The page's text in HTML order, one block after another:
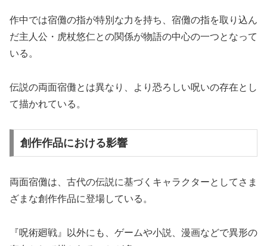
作中では宿儺の指が特別な力を持ち、宿儺の指を取り込ん
だ主人公・虎杖悠仁との関係が物語の中心の一つとなって
いる。
伝説の両面宿儺とは異なり、より恐ろしい呪いの存在とし
て描かれている。
創作作品における影響
両面宿儺は、古代の伝説に基づくキャラクターとしてさま
ざまな創作作品に登場している。
『呪術廻戦』以外にも、ゲームや小説、漫画などで異形の